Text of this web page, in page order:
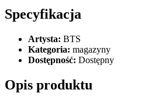
Specyfikacja
Artysta: BTS
Kategoria: magazyny
Dostępność: Dostępny
Opis produktu